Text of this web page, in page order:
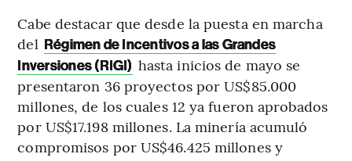
Cabe destacar que desde la puesta en marcha
del Régimen de Incentivos a las Grandes
Inversiones (RIGI) hasta inicios de mayo se
presentaron 36 proyectos por US$85.000
millones, de los cuales 12 ya fueron aprobados
por US$17.198 millones. La minería acumuló
compromisos por US$46.425 millones y